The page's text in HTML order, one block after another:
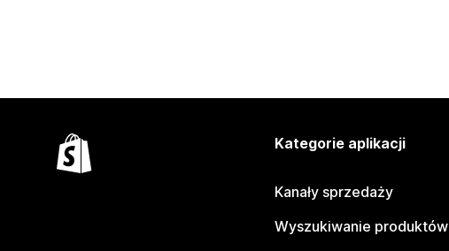
Kategorie aplikacji
Kanały sprzedaży
Wyszukiwanie produktów